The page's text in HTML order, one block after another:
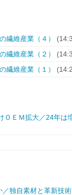
繊維産業（４）
繊維産業（２）
繊維産業（１）
ＯＥＭ拡大／24年は
独自素材と革新技